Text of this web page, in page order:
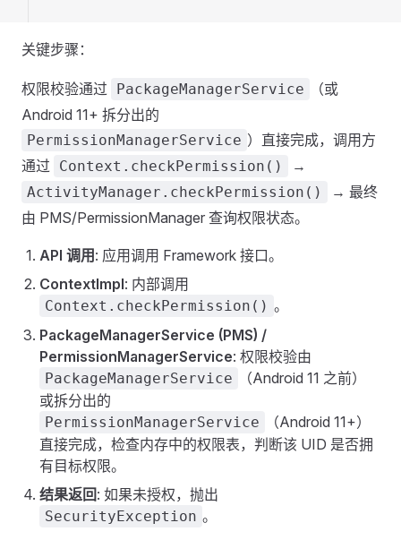
关键步骤：
权限校验通过 PackageManagerService
（或
Android 11+ 拆分出的
PermissionManagerService ）直接完成，调用方
通过
Context.checkPermission() →
ActivityManager.checkPermission()
→ 最终
由 PMS/PermissionManager 查询权限状态。
API 调用 : 应用调用 Framework 接口。
ContextImpl: 内部调用
Context.checkPermission() 。
PackageManagerService (PMS) /
PermissionManagerService: 权限校验由
PackageManagerService
（Android 11 之前）
或拆分出的
PermissionManagerService
（Android 11+）
直接完成，检查内存中的权限表，判断该 UID 是否拥
有目标权限。
结果返回: 如果未授权，抛出
SecurityException 。